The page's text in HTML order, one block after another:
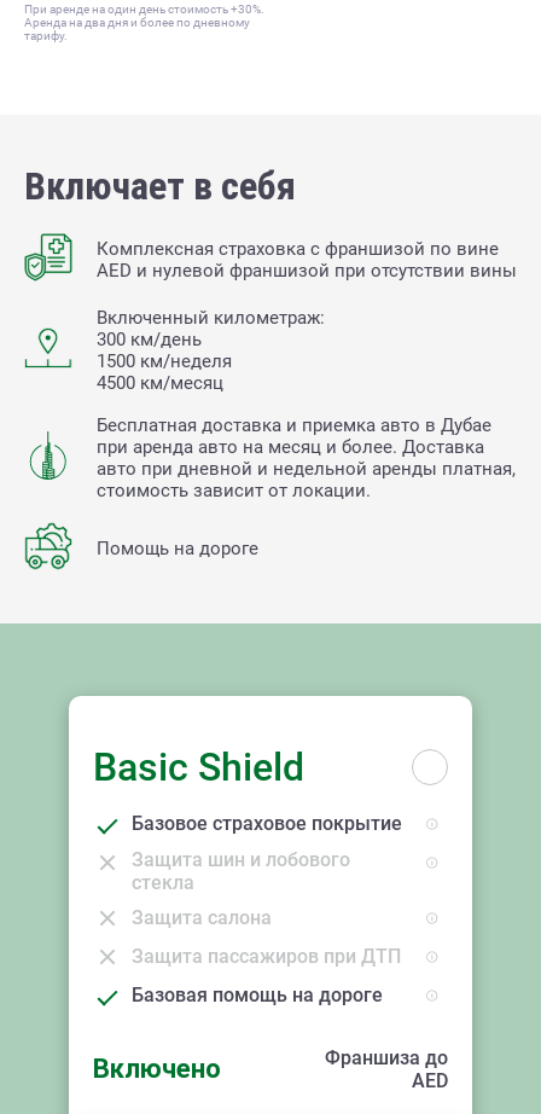
При аренде на один день стоимость +30%.
Аренда на два дня и более по дневному
тарифу.
Включает в себя
Комплексная страховка с франшизой по вине
AED и нулевой франшизой при отсутствии вины
Включенный километраж:
300 км/день
1500 км/неделя
4500 км/месяц
Бесплатная доставка и приемка авто в Дубае
при аренда авто на месяц и более. Доставка
авто при дневной и недельной аренды платная,
стоимость зависит от локации.
Помощь на дороге
Basic Shield
Базовое страховое покрытие
Защита шин и лобового
стекла
Защита салона
Защита пассажиров при ДТП
Базовая помощь на дороге
Включено
Франшиза до
AED